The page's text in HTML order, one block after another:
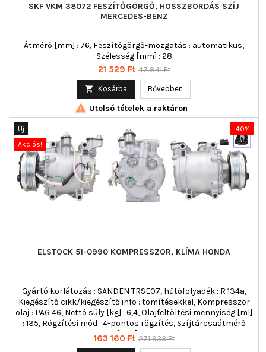
SKF VKM 38072 FESZÍTŐGÖRGŐ, HOSSZBORDÁS SZÍJ
MERCEDES-BENZ
Átmérő [mm] : 76, Feszítőgörgő-mozgatás : automatikus,
Szélesség [mm] : 28
Ár
21 529 Ft Normál
47 841 Ft
 Kosárba Bővebben
 Utolsó tételek a raktáron
-40%
Új
Akciós!
ELSTOCK 51-0990 KOMPRESSZOR, KLÍMA HONDA
Gyártó korlátozás : SANDEN TRSE07, hűtőfolyadék : R 134a,
Kiegészítő cikk/kiegészítő info : tömítésekkel, Kompresszor
olaj : PAG 46, Nettó súly [kg] : 6,4, Olajfeltöltési mennyiség [ml]
: 135, Rögzítési mód : 4-pontos rögzítés, Szíjtárcsaátmérő
[mm] : 112
Ár
163 160 Ft Normál
271 933 Ft